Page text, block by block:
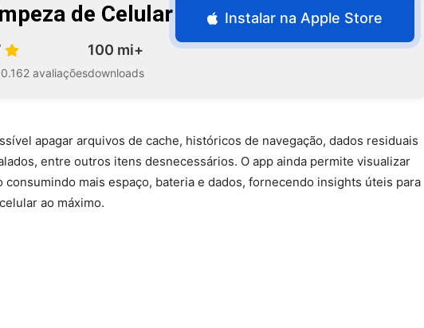
de Celular
avaliações
100 mi+
downloads
Instalar na Apple Store
apagar arquivos de cache, históricos de navegação, dados residuais
entre outros itens desnecessários. O app ainda permite visualizar
consumindo mais espaço, bateria e dados, fornecendo insights úteis para
ao máximo.